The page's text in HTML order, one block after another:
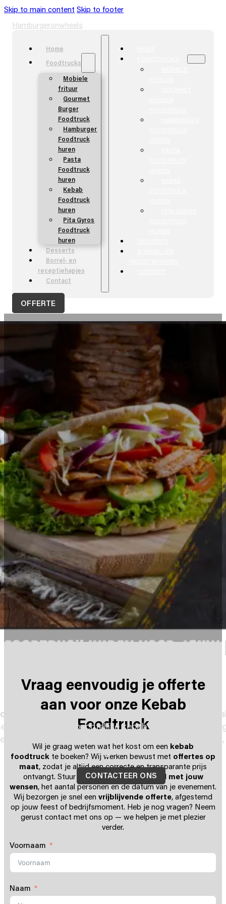
Skip to main content Skip to footer
Hamburgeronwheels
Home
Foodtrucks
Mobiele
frituur
Gourmet
Burger
Foodtruck
Hamburger
Foodtruck
huren
Pasta
Foodtruck
huren
Kebab
Foodtruck
huren
Pita Gyros
Foodtruck
huren
Desserts
Borrel- en
receptiehapjes
Contact
OFFERTE
foodtruck huren voor
huren voor een feest, bedrijfs­event,
verse, ambachtelijke kebab op locatie,
feesten tot grote events: wij zorgen voor
gasten.
CONTACTEER ONS
Vraag eenvoudig je offerte
aan voor onze Kebab
Foodtruck
Wil je graag weten wat het kost om een kebab
foodtruck te boeken? Wij werken bewust met offertes op
maat, zodat je altijd een correcte en transparante prijs
ontvangt. Stuur ons eenvoudig eene-mail met jouw
wensen, het aantal personen en de datum van je evenement.
Wij bezorgen je snel een vrijblijvende offerte, afgestemd
op jouw feest of bedrijfsmoment. Heb je nog vragen? Neem
gerust contact met ons op — we helpen je met plezier
verder.
Voornaam
Naam